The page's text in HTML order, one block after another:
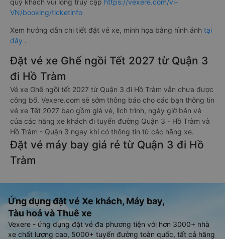
quý khách vui lòng truy cập https://vexere.com/vi-
VN/booking/ticketinfo
Xem hướng dẫn chi tiết đặt vé xe, minh họa bằng hình ảnh tại
đây .
Đặt vé xe Ghế ngồi Tết 2027 từ Quận 3
đi Hồ Tràm
Vé xe Ghế ngồi tết 2027 từ Quận 3 đi Hồ Tràm vẫn chưa được
công bố. Vexere.com sẽ sớm thông báo cho các bạn thông tin
vé xe Tết 2027 bao gồm giá vé, lịch trình, ngày giờ bán vé
của các hãng xe khách đi tuyến đường Quận 3 - Hồ Tràm và
Hồ Tràm - Quận 3 ngay khi có thông tin từ các hãng xe.
Đặt vé máy bay giá rẻ từ Quận 3 đi Hồ
Tràm
Ứng dụng đặt vé Xe khách, Máy bay,
Tàu hoả và Thuê xe
Vexere - ứng dụng đặt vé đa phương tiện với hơn 3000+ nhà
xe chất lượng cao, 5000+ tuyến đường toàn quốc, tất cả hãng